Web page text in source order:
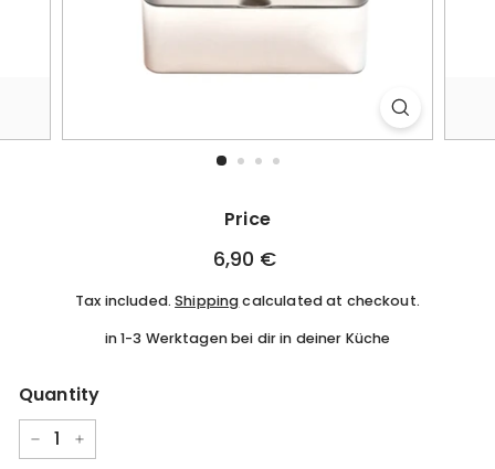
Price
Regular
6,90 €
€
Tax included.Shippingcalculated at checkout.
in 1-3 Werktagen bei dir in deiner Küche
Quantity
− +